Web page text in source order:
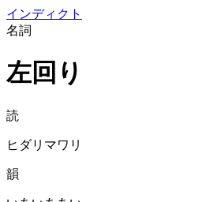
インディクト
名詞
左回り
読
ヒダリマワリ
韻